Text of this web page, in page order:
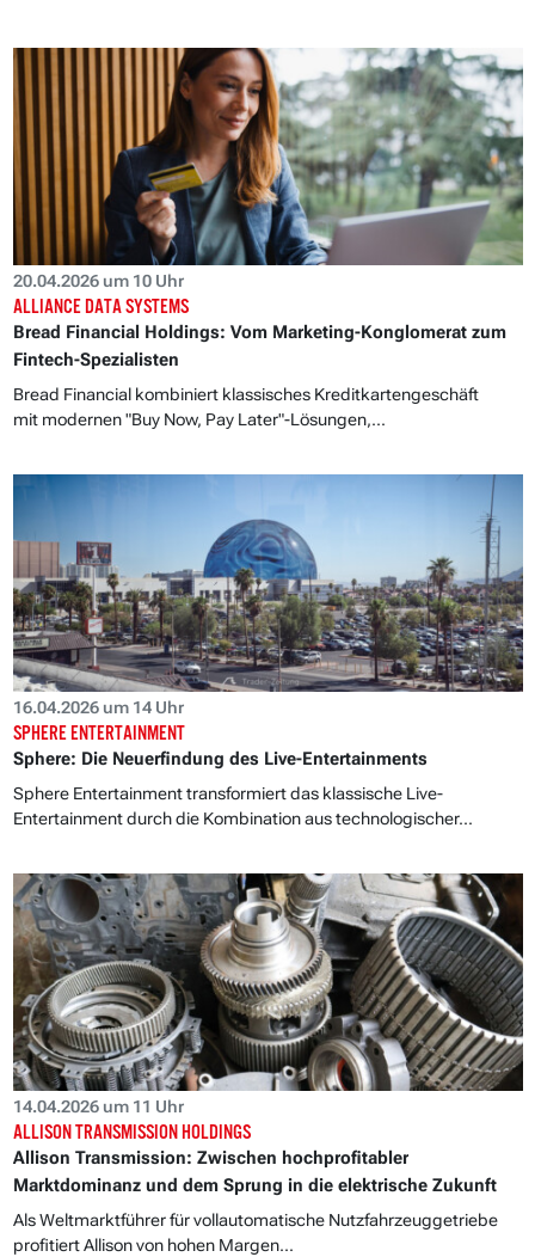
20.04.2026 um 10 Uhr
ALLIANCE DATA SYSTEMS
Bread Financial Holdings: Vom Marketing-Konglomerat zum
Fintech-Spezialisten
Bread Financial kombiniert klassisches Kreditkartengeschäft
mit modernen "Buy Now, Pay Later"-Lösungen,...
16.04.2026 um 14 Uhr
SPHERE ENTERTAINMENT
Sphere: Die Neuerfindung des Live-Entertainments
Sphere Entertainment transformiert das klassische Live-
Entertainment durch die Kombination aus technologischer...
14.04.2026 um 11 Uhr
ALLISON TRANSMISSION HOLDINGS
Allison Transmission: Zwischen hochprofitabler
Marktdominanz und dem Sprung in die elektrische Zukunft
Als Weltmarktführer für vollautomatische Nutzfahrzeuggetriebe
profitiert Allison von hohen Margen...